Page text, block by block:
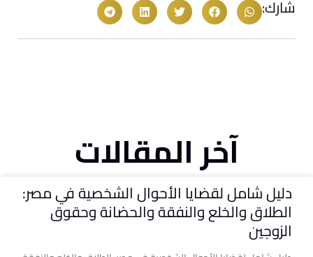
شارك:
آخر المقالات
دليل شامل لقضايا الأحوال الشخصية في مصر:
الطلاق والخلع والنفقة والحضانة وحقوق
الزوجين